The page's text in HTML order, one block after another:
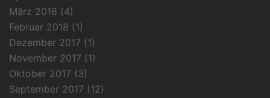
März 2018 (4)
Februar 2018 (1)
Dezember 2017 (1)
November 2017 (1)
Oktober 2017 (3)
September 2017 (12)